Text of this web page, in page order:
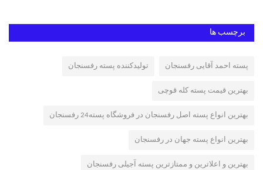
برچسب ها
پسته احمد آقایی رفسنجان تولیدکننده پسته رفسنجان
بهترین قیمت پسته کله قوچی
بهترین انواع پسته اصل رفسنجان در فروشگاه پسته24 رفسنجان
بهترین انواع پسته جهان در رفسنجان
بهترین و اعلاترین و ممتازترین پسته آجیلی رفسنجان